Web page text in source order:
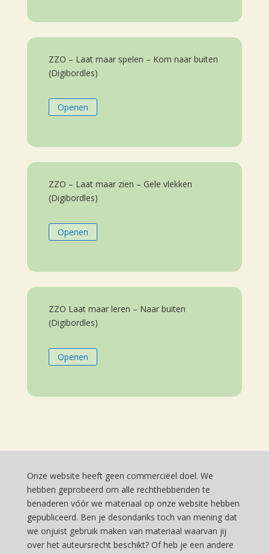
ZZO – Laat maar spelen – Kom naar buiten
(Digibordles)
Openen
ZZO – Laat maar zien – Gele vlekken
(Digibordles)
Openen
ZZO Laat maar leren – Naar buiten
(Digibordles)
Openen
Onze website heeft geen commerciëel doel. We
hebben geprobeerd om alle rechthebbenden te
benaderen vóór we materiaal op onze website hebben
gepubliceerd. Ben je desondanks toch van mening dat
we onjuist gebruik maken van materiaal waarvan jij
over het auteursrecht beschikt? Of heb je een andere